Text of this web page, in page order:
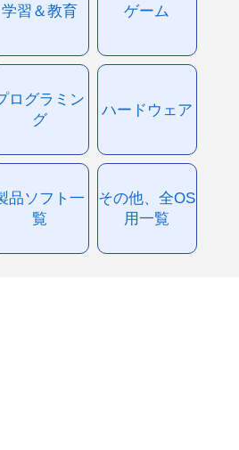
学習＆教育 ゲーム
ログラミン
グ
ハードウェア
品ソフト一
覧
その他、全OS
用一覧